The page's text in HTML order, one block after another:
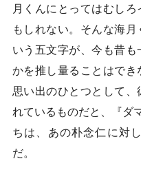
月くんにとってはむし
もしれない。そんな海
いう五文字が、今も昔
かを推し量ることはで
思い出のひとつとして、
れているものだと、『ダ
ちは、あの朴念仁に対
だ。